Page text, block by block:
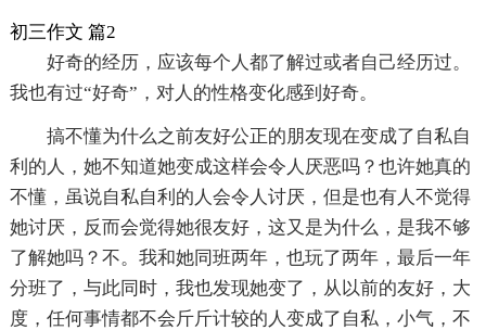
初三作文 篇2
好奇的经历，应该每个人都了解过或者自己经历过。
我也有过“好奇”，对人的性格变化感到好奇。
搞不懂为什么之前友好公正的朋友现在变成了自私自
利的人，她不知道她变成这样会令人厌恶吗？也许她真的
不懂，虽说自私自利的人会令人讨厌，但是也有人不觉得
她讨厌，反而会觉得她很友好，这又是为什么，是我不够
了解她吗？不。我和她同班两年，也玩了两年，最后一年
分班了，与此同时，我也发现她变了，从以前的友好，大
度，任何事情都不会斤斤计较的人变成了自私，小气，不